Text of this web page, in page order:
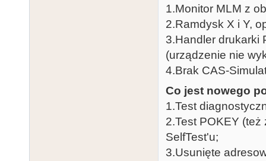
1.Monitor MLM z
2.Ramdysk X i Y,
3.Handler drukarki
(urządzenie nie
4.Brak CAS-
Co jest nowego
1.Test
2.Test POKEY
SelfTest'u;
3.Usunięte